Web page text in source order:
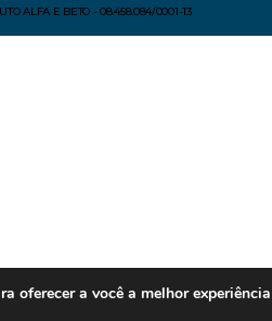
ALFA E BETO - 08.458.084/0001-13
oferecer a você a melhor experiência